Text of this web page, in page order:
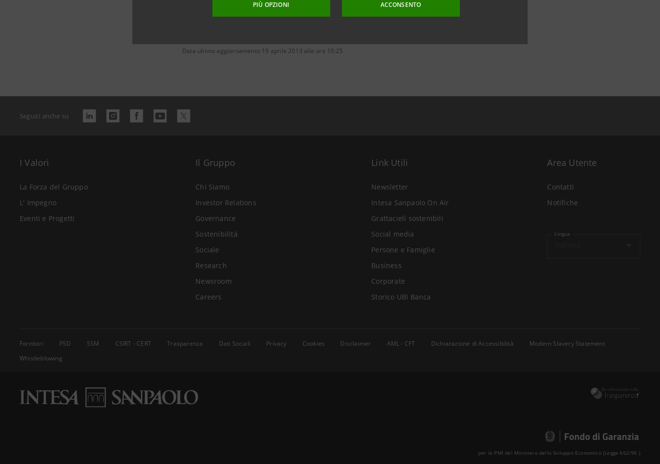
PIÙ OPZIONI ACCONSENTO
Data ultimo aggiornamento 19 aprile 2013 alle ore 10:25
Seguici anche su
I Valori
La Forza del Gruppo
L' Impegno
Eventi e Progetti
Il Gruppo
Chi Siamo
Investor Relations
Governance
Sostenibilità
Sociale
Research
Newsroom
Careers
Link Utili
Newsletter
Intesa Sanpaolo On Air
Grattacieli sostenibili
Social media
Persone e Famiglie
Business
Corporate
Storico UBI Banca
Area Utente
Contatti
Notifiche
Lingua
Fornitori PSD SSM CSIRT - CERT Trasparenza Dati Sociali Privacy Cookies Disclaimer AML - CFT Dichiarazione di Accessibilità
Modern Slavery Statement
Whistleblowing
per le PMI del Ministero dello Sviluppo Economico (Legge 662/96 )